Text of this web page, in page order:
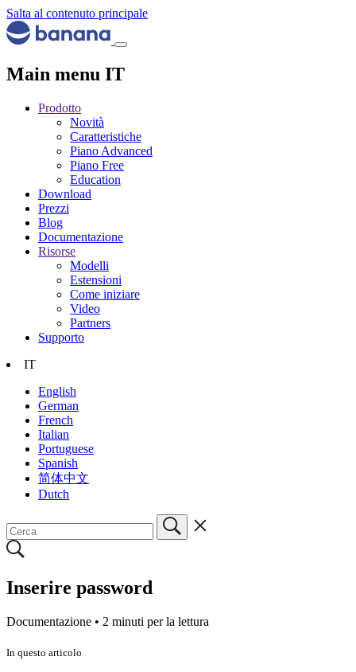
Salta al contenuto principale
Main menu IT
Prodotto
Novità
Caratteristiche
Piano Advanced
Piano Free
Education
Download
Prezzi
Blog
Documentazione
Risorse
Modelli
Estensioni
Come iniziare
Video
Partners
Supporto
IT
English
German
French
Italian
Portuguese
Spanish
简体中文
Dutch
Inserire password
Documentazione • 2 minuti per la lettura
In questo articolo